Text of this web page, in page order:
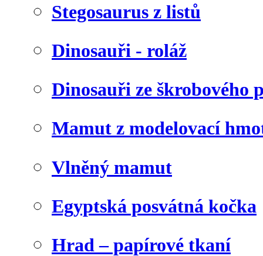
Stegosaurus z listů
Dinosauři - roláž
Dinosauři ze škrobového
Mamut z modelovací
Vlněný mamut
Egyptská posvátná kočka
Hrad – papírové tkaní